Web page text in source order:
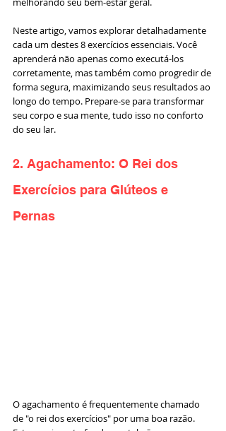
Neste artigo, vamos explorar detalhadamente
cada um destes 8 exercícios essenciais. Você
aprenderá não apenas como executá-los
corretamente, mas também como progredir de
forma segura, maximizando seus resultados ao
longo do tempo. Prepare-se para transformar
seu corpo e sua mente, tudo isso no conforto
do seu lar.
2. Agachamento: O Rei dos
Exercícios para Glúteos e
Pernas
O agachamento é frequentemente chamado
de "o rei dos exercícios" por uma boa razão.